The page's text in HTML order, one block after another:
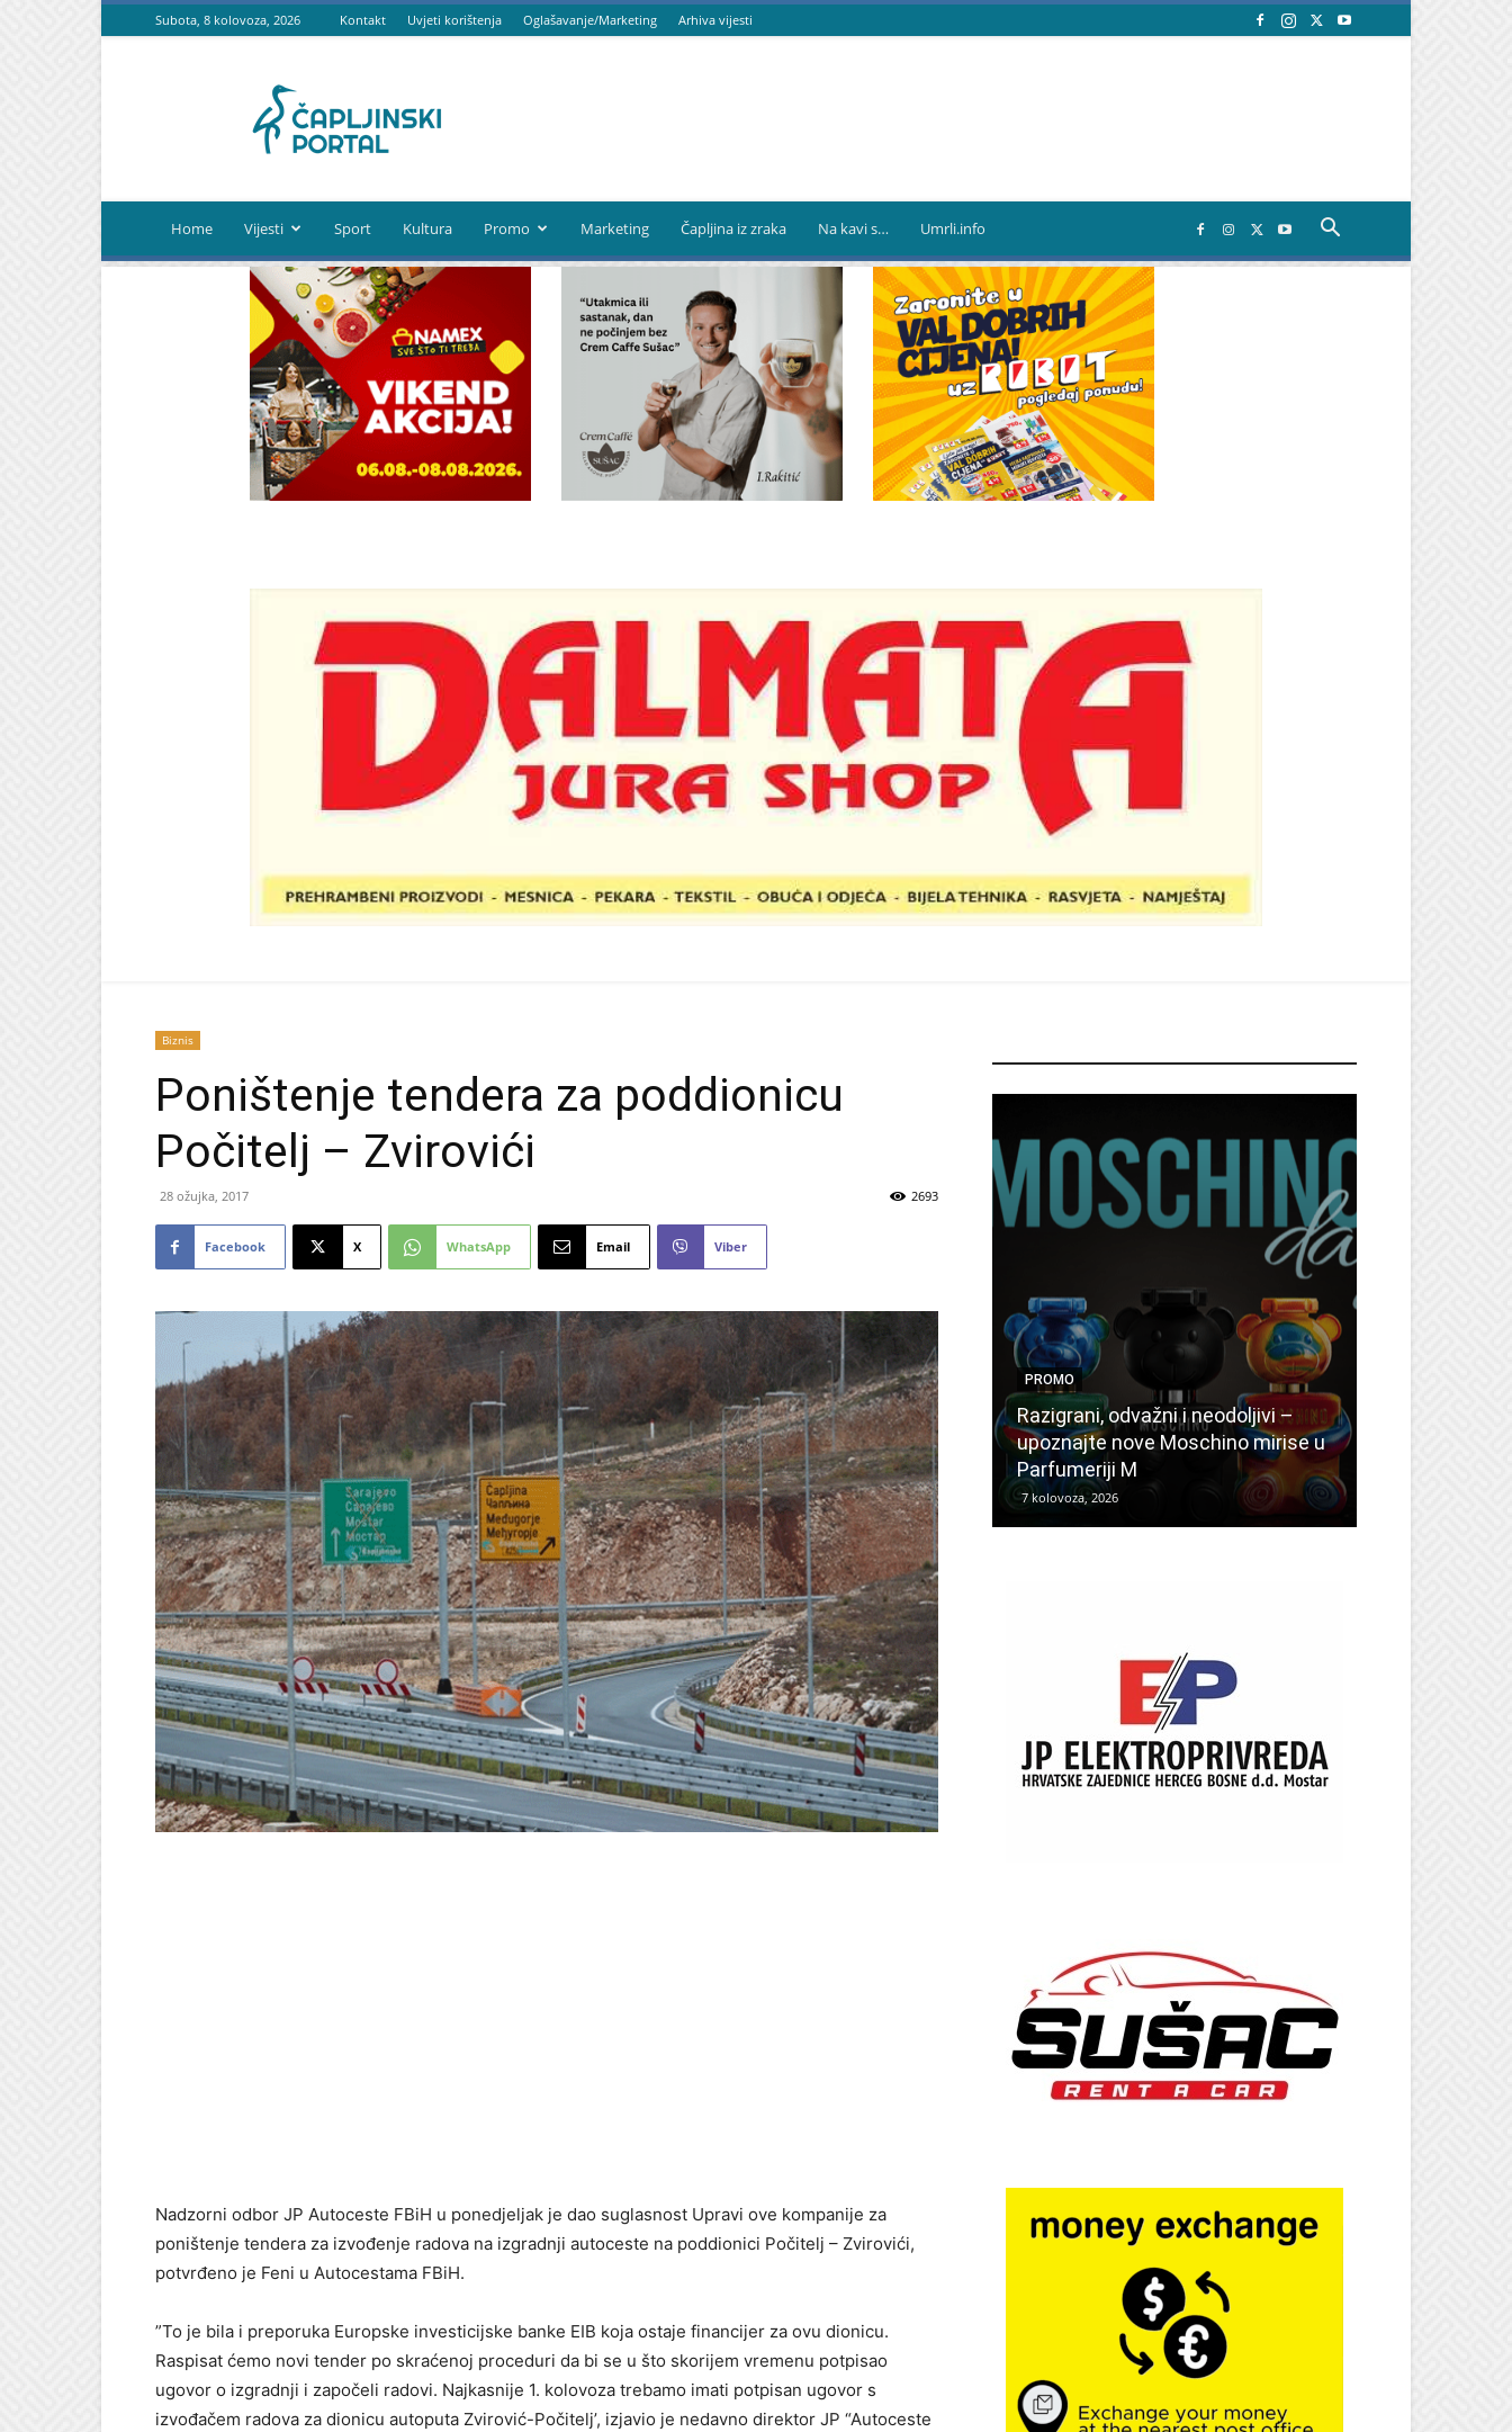
Subota, 8 kolovoza, 2026 Kontakt Uvjeti korištenja Oglašavanje/Marketing Arhiva vijesti
portal
Home Vijesti Sport Kultura Promo Marketing Čapljina iz zraka Na kavi s… Umrli.info
Biznis
Poništenje tendera za poddionicu
Počitelj – Zvirovići
28 ožujka, 2017 2693
Facebook X WhatsApp Email Viber
Nadzorni odbor JP Autoceste FBiH u ponedjeljak je dao suglasnost Upravi ove kompanije za
poništenje tendera za izvođenje radova na izgradnji autoceste na poddionici Počitelj – Zvirovići,
potvrđeno je Feni u Autocestama FBiH.
”To je bila i preporuka Europske investicijske banke EIB koja ostaje financijer za ovu dionicu.
Raspisat ćemo novi tender po skraćenoj proceduri da bi se u što skorijem vremenu potpisao
ugovor o izgradnji i započeli radovi. Najkasnije 1. kolovoza trebamo imati potpisan ugovor s
izvođačem radova za dionicu autoputa Zvirović-Počitelj’, izjavio je nedavno direktor JP “Autoceste
PROMO
Razigrani, odvažni i neodoljivi –
upoznajte nove Moschino mirise u
Parfumeriji M
7 kolovoza, 2026